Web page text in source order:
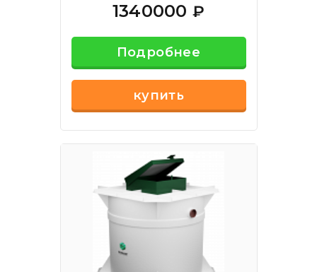
1340000 ₽
Подробнее
купить